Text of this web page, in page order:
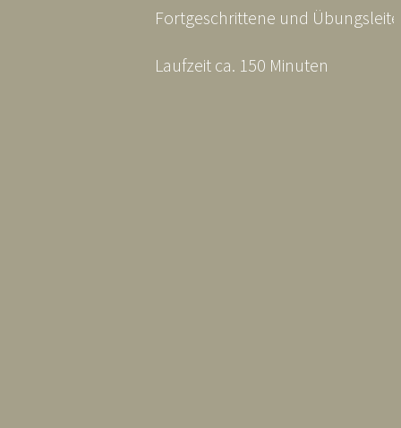
Fortgeschrittene und
Laufzeit ca. 150 Minuten